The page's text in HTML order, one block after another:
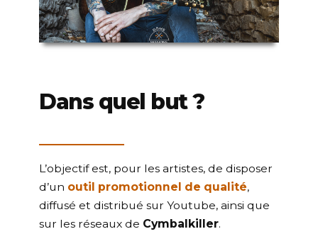
Dans quel but ?
L’objectif est, pour les artistes, de disposer
d’un outil promotionnel de qualité,
diffusé et distribué sur Youtube, ainsi que
sur les réseaux de Cymbalkiller.